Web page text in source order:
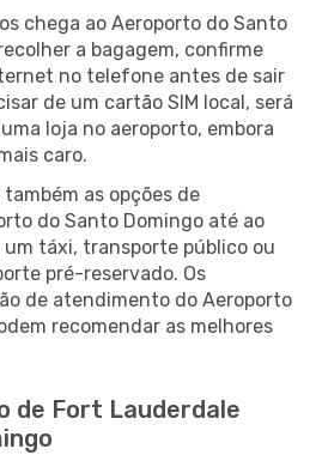
chega ao Aeroporto do Santo
a bagagem, confirme
no telefone antes de sair
de um cartão SIM local, será
loja no aeroporto, embora
caro.
as opções de
do Santo Domingo até ao
táxi, transporte público ou
pré-reservado. Os
de atendimento do Aeroporto
recomendar as melhores
de Fort Lauderdale